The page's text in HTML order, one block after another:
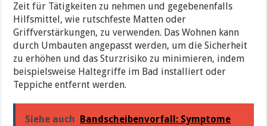
Zeit für Tätigkeiten zu nehmen und gegebenenfalls
Hilfsmittel, wie rutschfeste Matten oder
Griffverstärkungen, zu verwenden. Das Wohnen kann
durch Umbauten angepasst werden, um die Sicherheit
zu erhöhen und das Sturzrisiko zu minimieren, indem
beispielsweise Haltegriffe im Bad installiert oder
Teppiche entfernt werden.
Siehe auch
Bandscheibenvorfall: Symptome